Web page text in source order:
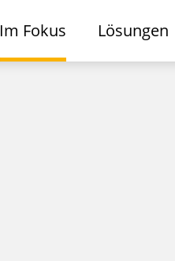
Im Fokus Lösungen